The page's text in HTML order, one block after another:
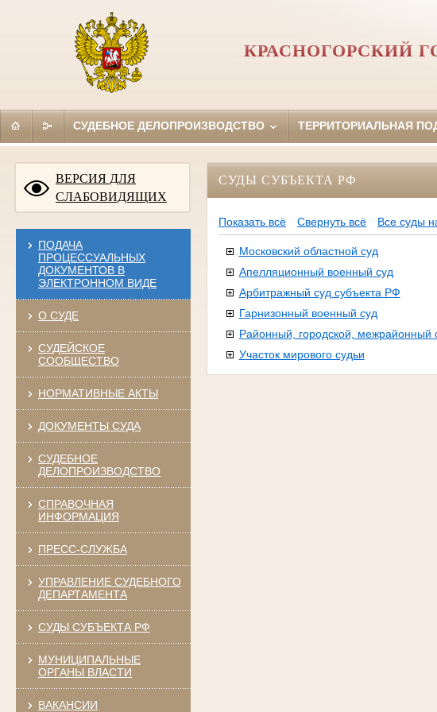
КРАСНОГОРСКИЙ
СУДЕБНОЕ ДЕЛОПРОИЗВОДСТВО ТЕРРИТОРИАЛЬНАЯ
ВЕРСИЯ ДЛЯ
СЛАБОВИДЯЩИХ
ПОДАЧА
ПРОЦЕССУАЛЬНЫХ
ДОКУМЕНТОВ В
ЭЛЕКТРОННОМ ВИДЕ
О СУДЕ
СУДЕЙСКОЕ
СООБЩЕСТВО
НОРМАТИВНЫЕ АКТЫ
ДОКУМЕНТЫ СУДА
СУДЕБНОЕ
ДЕЛОПРОИЗВОДСТВО
СПРАВОЧНАЯ
ИНФОРМАЦИЯ
ПРЕСС-СЛУЖБА
УПРАВЛЕНИЕ СУДЕБНОГО
ДЕПАРТАМЕНТА
СУДЫ СУБЪЕКТА РФ
МУНИЦИПАЛЬНЫЕ
ОРГАНЫ ВЛАСТИ
ВАКАНСИИ
СУДЫ СУБЪЕКТА РФ
Показать всё Свернуть всё Все суды
Московский областной суд
Апелляционный военный суд
Арбитражный суд субъекта РФ
Гарнизонный военный суд
Районный, городской, межрайонный
Участок мирового судьи